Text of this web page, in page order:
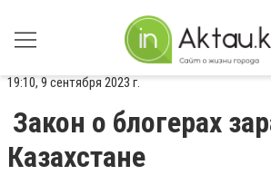
19:10, 9 сентября 2023 г.
Закон о блогерах
Казахстане